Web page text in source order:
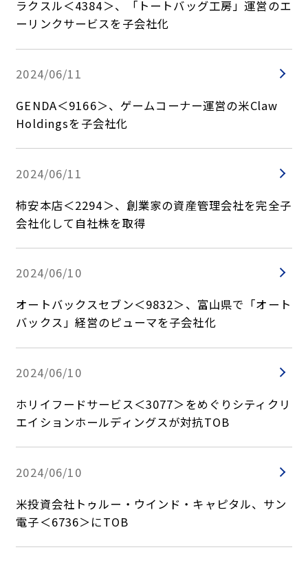
ラクスル＜4384＞、「トートバッグ工房」運営のエ
ーリンクサービスを子会社化
2024/06/11
GENDA＜9166＞、ゲームコーナー運営の米Claw
Holdingsを子会社化
2024/06/11
柿安本店＜2294＞、創業家の資産管理会社を完全子
会社化して自社株を取得
2024/06/10
オートバックスセブン＜9832＞、富山県で「オート
バックス」経営のピューマを子会社化
2024/06/10
ホリイフードサービス＜3077＞をめぐりシティクリ
エイションホールディングスが対抗TOB
2024/06/10
米投資会社トゥルー・ウインド・キャピタル、サン
電子＜6736＞にTOB